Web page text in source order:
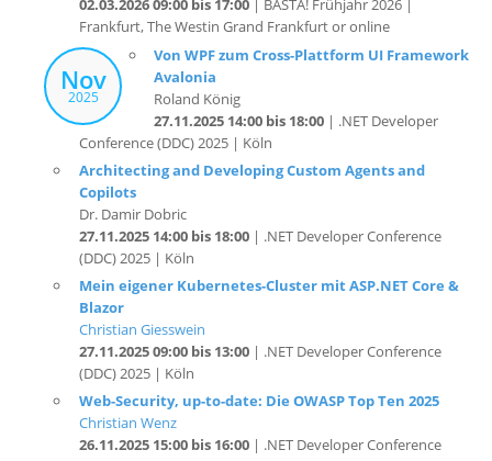
Nov
2025
Von WPF zum Cross-Plattform UI Framework
Avalonia
Roland König
27.11.2025 14:00 bis 18:00
Conference (DDC) 2025 | Köln
Architecting and Developing Custom Agents and
Copilots
Dr. Damir Dobric
27.11.2025 14:00 bis 18:00
(DDC) 2025 | Köln
Mein eigener Kubernetes-Cluster mit ASP.NET Core &
Blazor
Christian Giesswein
27.11.2025 09:00 bis 13:00
(DDC) 2025 | Köln
Web-Security, up-to-date: Die OWASP Top Ten 2025
Christian Wenz
26.11.2025 15:00 bis 16:00| .NET Developer Conference
(DDC) 2025 | Köln
AI Driven Development (ADD) in .NET